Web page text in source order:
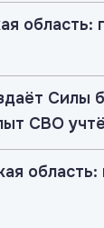
область:
Силы
СВО
область: